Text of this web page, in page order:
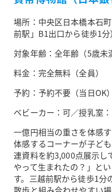
場所：中央区日本橋本石
前駅」B1出口から徒歩1分）
対象年齢：全年齢（5歳未
料金：完全無料（全員）
予約：予約不要（当日OK）
ベビーカー：可／授乳室
一億円相当の重さを体感
体感するコーナーが子ど
連資料を約3,000点展示し
やって生まれたの？」と
す。三越前駅から徒歩1分